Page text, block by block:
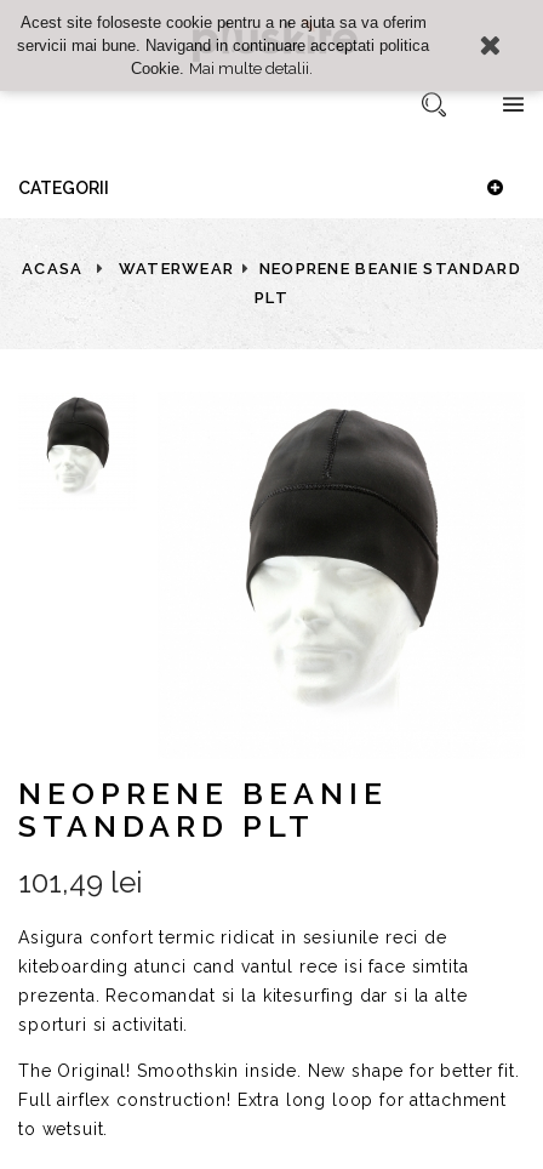
Cosul meu
Lista de dorinte
CATEGORII
ACASA WATERWEAR
NEOPRENE BEANIE STANDARD
PLT
NEOPRENE BEANIE
STANDARD PLT
101,49 lei
Asigura confort termic ridicat in sesiunile reci de
kiteboarding atunci cand vantul rece isi face simtita
prezenta. Recomandat si la kitesurfing dar si la alte
sporturi si activitati.
The Original! Smoothskin inside. New shape for better fit.
Full airflex construction! Extra long loop for attachment
to wetsuit.
Acest site foloseste cookie pentru a ne ajuta sa va oferim
servicii mai bune. Navigand in continuare acceptati politica
Cookie. Mai multe detalii.